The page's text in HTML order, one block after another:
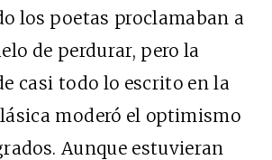
los poetas proclamaban a
de perdurar, pero la
casi todo lo escrito en la
moderó el optimismo
Aunque estuvieran